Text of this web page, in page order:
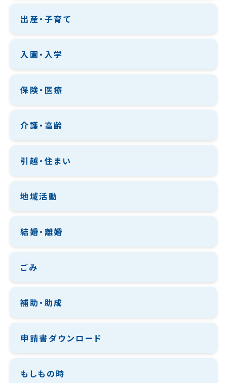
出産・子育て
入園・入学
保険・医療
介護・高齢
引越・住まい
地域活動
結婚・離婚
ごみ
補助・助成
申請書ダウンロード
もしもの時